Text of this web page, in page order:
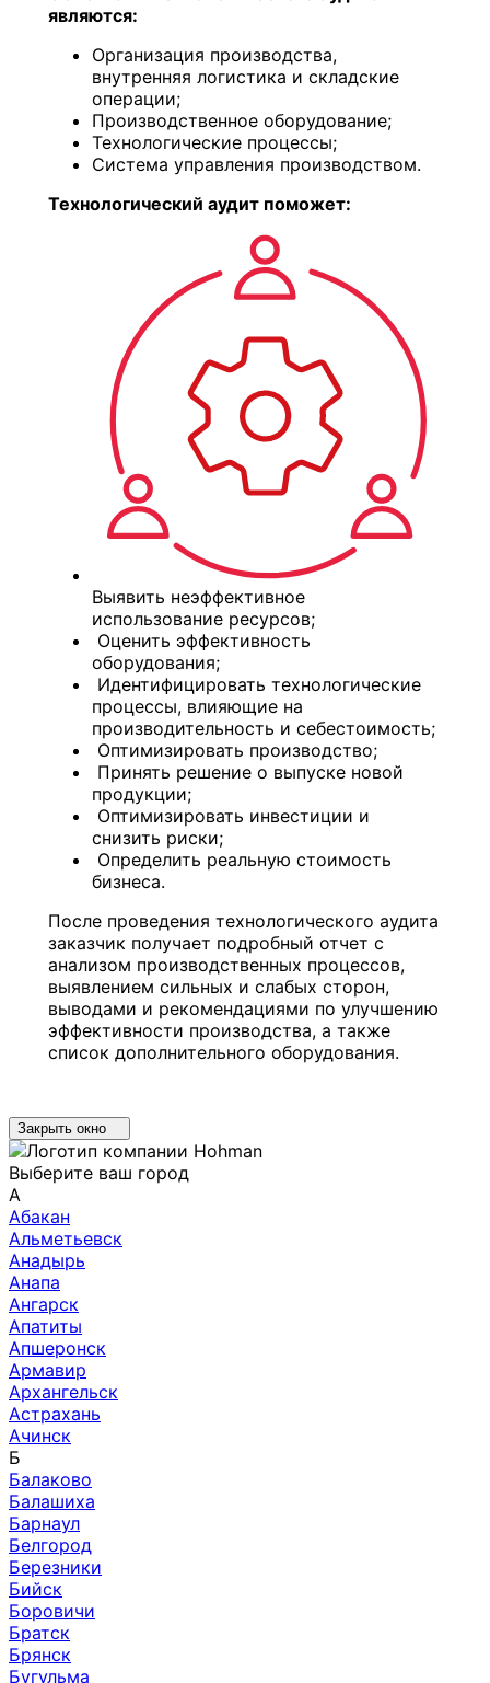
являются:
Организация производства,
внутренняя логистика и складские
операции;
Производственное оборудование;
Технологические процессы;
Система управления производством.
Технологический аудит поможет:
Выявить неэффективное
использование ресурсов;
Оценить эффективность
оборудования;
Идентифицировать технологические
процессы, влияющие на
производительность и себестоимость;
Оптимизировать производство;
Принять решение о выпуске новой
продукции;
Оптимизировать инвестиции и
снизить риски;
Определить реальную стоимость
бизнеса.
После проведения технологического аудита
заказчик получает подробный отчет с
анализом производственных процессов,
выявлением сильных и слабых сторон,
выводами и рекомендациями по улучшению
эффективности производства, а также
список дополнительного оборудования.
Закрыть окно
Выберите ваш город
А
Абакан
Альметьевск
Анадырь
Анапа
Ангарск
Апатиты
Апшеронск
Армавир
Архангельск
Астрахань
Ачинск
Б
Балаково
Балашиха
Барнаул
Белгород
Березники
Бийск
Боровичи
Братск
Брянск
Бугульма